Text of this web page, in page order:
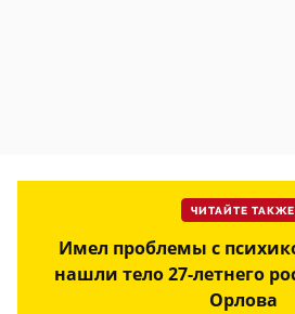
ЧИТАЙТЕ ТАКЖЕ
Имел проблемы с
нашли тело 27-летнего
Орлова